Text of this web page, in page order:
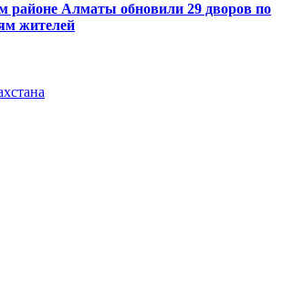
районе Алматы обновили 29 дворов по
жителей